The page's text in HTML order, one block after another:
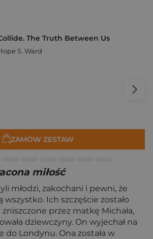
The Truth Between Us
S. Ward
ZAMÓW ZESTAW
miłość
młodzi, zakochani i pewni, że
wszystko. Ich szczęście zostało
przez matkę Michała,
dziewczyny. On wyjechał na
do Londynu. Ona została w